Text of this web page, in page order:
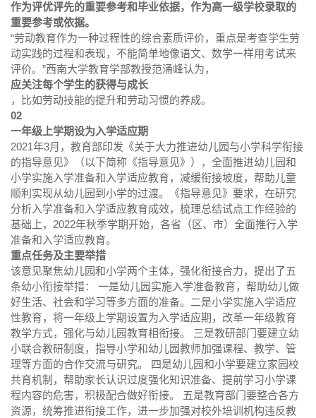
作为评优评先的重要参考和毕业依据，作为高一级学校录取的
重要参考或依据。
“劳动教育作为一种过程性的综合素质评价，重点是考查学生劳
动实践的过程和表现，不能简单地像语文、数学一样用考试来
评价。”西南大学教育学部教授范涌峰认为，
应关注每个学生的获得与成长
，比如劳动技能的提升和劳动习惯的养成。
02
一年级上学期设为入学适应期
2021年3月，教育部印发《关于大力推进幼儿园与小学科学衔接
的指导意见》（以下简称《指导意见》），全面推进幼儿园和
小学实施入学准备和入学适应教育，减缓衔接坡度，帮助儿童
顺利实现从幼儿园到小学的过渡。《指导意见》要求，在研究
分析入学准备和入学适应教育成效，梳理总结试点工作经验的
基础上，2022年秋季学期开始，各省（区、市）全面推行入学
准备和入学适应教育。
重点任务及主要举措
该意见聚焦幼儿园和小学两个主体，强化衔接合力，提出了五
条幼小衔接举措： 一是幼儿园实施入学准备教育，帮助幼儿做
好生活、社会和学习等多方面的准备。二是小学实施入学适应
性教育，将一年级上学期设置为入学适应期，改革一年级教育
教学方式，强化与幼儿园教育相衔接。 三是教研部门要建立幼
小联合教研制度，指导小学和幼儿园教师加强课程、教学、管
理等方面的合作交流与研究。 四是幼儿园和小学要建立家园校
共育机制，帮助家长认识过度强化知识准备、提前学习小学课
程内容的危害，积极配合做好衔接。 五是教育部门要整合各方
资源，统筹推进衔接工作，进一步加强对校外培训机构违反教